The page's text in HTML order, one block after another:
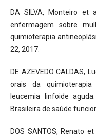
DA SILVA, Monteiro et
enfermagem sobre
quimioterapia
22, 2017.
DE AZEVEDO CALDAS,
orais da
leucemia linfoide
Brasileira de saúde
DOS SANTOS, Renato